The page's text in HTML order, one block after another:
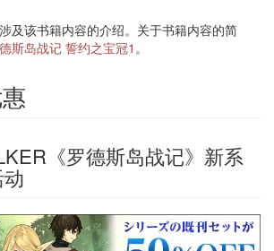
及该书籍内容的介绍。关于书籍内容的简
斯岛战记 誓约之宝冠1 。
《罗德斯岛战记》新系